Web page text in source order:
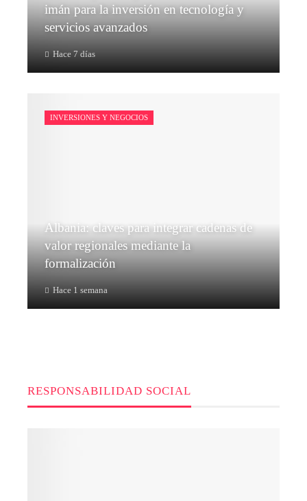
imán para la inversión en tecnología y
servicios avanzados
Hace 7 días
INVERSIONES Y NEGOCIOS
Albania: claves para integrar cadenas de
valor regionales mediante la
formalización
Hace 1 semana
RESPONSABILIDAD SOCIAL